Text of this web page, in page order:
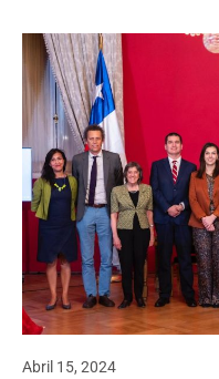
Abril 15, 2024